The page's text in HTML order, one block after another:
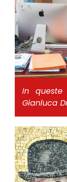
In
Gianluca